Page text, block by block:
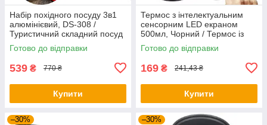
Набір похідного посуду 3в1
алюмінієвий, DS-308 /
Туристичний складний посуд
(чайник, каструля,
сковорідка)
Готово до відправки
539 ₴ 770 ₴
Купити
Термос з інтелектуальним
сенсорним LED екраном
500мл, Чорний / Термос із
нержавіючої сталі
Готово до відправки
169 ₴ 241,43 ₴
Купити
–30% –30%